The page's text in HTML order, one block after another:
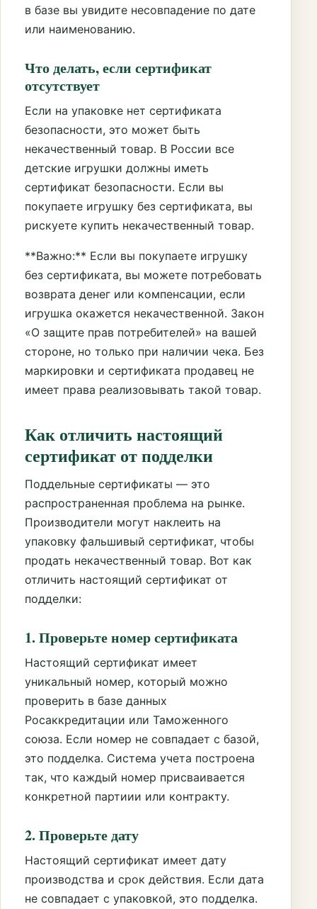
в базе вы увидите несовпадение по дате
или наименованию.
Что делать, если сертификат
отсутствует
Если на упаковке нет сертификата
безопасности, это может быть
некачественный товар. В России все
детские игрушки должны иметь
сертификат безопасности. Если вы
покупаете игрушку без сертификата, вы
рискуете купить некачественный товар.
**Важно:** Если вы покупаете игрушку
без сертификата, вы можете потребовать
возврата денег или компенсации, если
игрушка окажется некачественной. Закон
«О защите прав потребителей» на вашей
стороне, но только при наличии чека. Без
маркировки и сертификата продавец не
имеет права реализовывать такой товар.
Как отличить настоящий
сертификат от подделки
Поддельные сертификаты — это
распространенная проблема на рынке.
Производители могут наклеить на
упаковку фальшивый сертификат, чтобы
продать некачественный товар. Вот как
отличить настоящий сертификат от
подделки:
1. Проверьте номер сертификата
Настоящий сертификат имеет
уникальный номер, который можно
проверить в базе данных
Росаккредитации или Таможенного
союза. Если номер не совпадает с базой,
это подделка. Система учета построена
так, что каждый номер присваивается
конкретной партиии или контракту.
2. Проверьте дату
Настоящий сертификат имеет дату
производства и срок действия. Если дата
не совпадает с упаковкой, это подделка.